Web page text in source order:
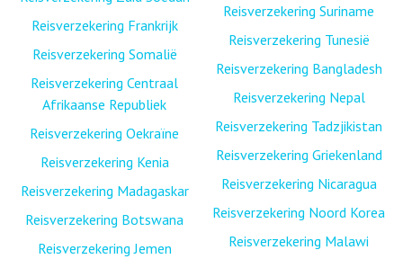
Reisverzekering Frankrijk
Reisverzekering Somalië
Reisverzekering Centraal
Afrikaanse Republiek
Reisverzekering Oekraïne
Reisverzekering Kenia
Reisverzekering Madagaskar
Reisverzekering Botswana
Reisverzekering Jemen
Reisverzekering Suriname
Reisverzekering Tunesië
Reisverzekering Bangladesh
Reisverzekering Nepal
Reisverzekering Tadzjikistan
Reisverzekering Griekenland
Reisverzekering Nicaragua
Reisverzekering Noord Korea
Reisverzekering Malawi